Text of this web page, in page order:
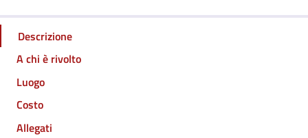
Descrizione
A chi è rivolto
Luogo
Costo
Allegati